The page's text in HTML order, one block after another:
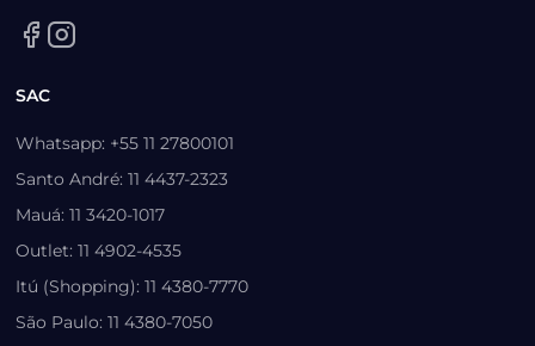
SAC
Whatsapp: +55 11 27800101
Santo André: 11 4437-2323
Mauá: 11 3420-1017
Outlet: 11 4902-4535
Itú (Shopping): 11 4380-7770
São Paulo: 11 4380-7050